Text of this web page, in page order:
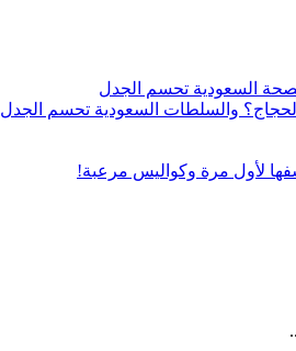
الحجاج؟ والسلطات السعودية تحسم الجدل
لأول مرة وكواليس مرعبة!